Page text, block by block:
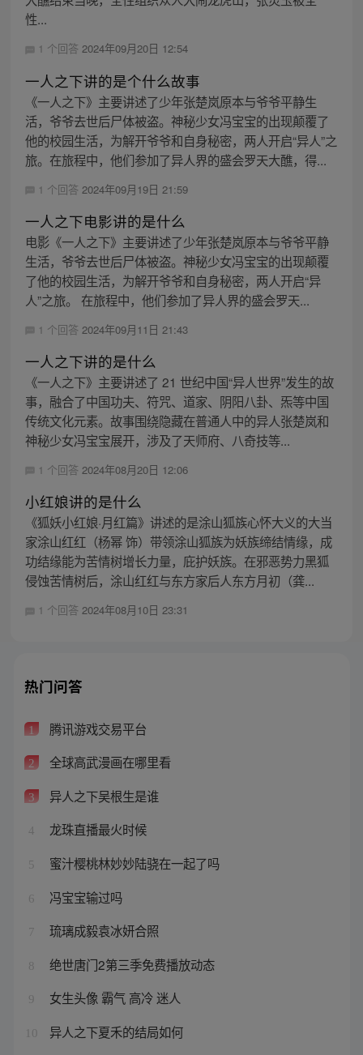
性...
1 个回答 2024年09月20日 12:54
一人之下讲的是个什么故事
《一人之下》主要讲述了少年张楚岚原本与爷爷平静生
活，爷爷去世后尸体被盗。神秘少女冯宝宝的出现颠覆了
他的校园生活，为解开爷爷和自身秘密，两人开启“异人”之
旅。在旅程中，他们参加了异人界的盛会罗天大醮，得...
1 个回答 2024年09月19日 21:59
一人之下电影讲的是什么
电影《一人之下》主要讲述了少年张楚岚原本与爷爷平静
生活，爷爷去世后尸体被盗。神秘少女冯宝宝的出现颠覆
了他的校园生活，为解开爷爷和自身秘密，两人开启“异
人”之旅。 在旅程中，他们参加了异人界的盛会罗天...
1 个回答 2024年09月11日 21:43
一人之下讲的是什么
《一人之下》主要讲述了 21 世纪中国“异人世界”发生的故
事，融合了中国功夫、符咒、道家、阴阳八卦、炁等中国
传统文化元素。故事围绕隐藏在普通人中的异人张楚岚和
神秘少女冯宝宝展开，涉及了天师府、八奇技等...
1 个回答 2024年08月20日 12:06
小红娘讲的是什么
《狐妖小红娘·月红篇》讲述的是涂山狐族心怀大义的大当
家涂山红红（杨幂 饰）带领涂山狐族为妖族缔结情缘，成
功结缘能为苦情树增长力量，庇护妖族。在邪恶势力黑狐
侵蚀苦情树后，涂山红红与东方家后人东方月初（龚...
1 个回答 2024年08月10日 23:31
热门问答
1 腾讯游戏交易平台
2 全球高武漫画在哪里看
3 异人之下吴根生是谁
4 龙珠直播最火时候
5 蜜汁樱桃林妙妙陆骁在一起了吗
6 冯宝宝输过吗
7 琉璃成毅袁冰妍合照
8 绝世唐门2第三季免费播放动态
9 女生头像 霸气 高冷 迷人
10 异人之下夏禾的结局如何